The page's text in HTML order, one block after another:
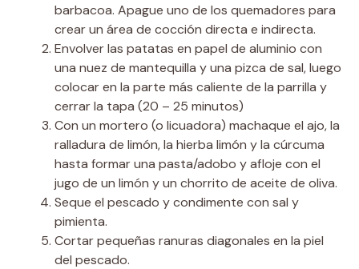
barbacoa. Apague uno de los quemadores para
crear un área de cocción directa e indirecta.
Envolver las patatas en papel de aluminio con
una nuez de mantequilla y una pizca de sal, luego
colocar en la parte más caliente de la parrilla y
cerrar la tapa (20 – 25 minutos)
Con un mortero (o licuadora) machaque el ajo, la
ralladura de limón, la hierba limón y la cúrcuma
hasta formar una pasta/adobo y afloje con el
jugo de un limón y un chorrito de aceite de oliva.
Seque el pescado y condimente con sal y
pimienta.
Cortar pequeñas ranuras diagonales en la piel
del pescado.